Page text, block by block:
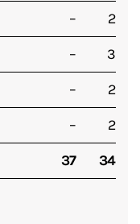
–
2
–
3
–
2
–
2
37
34